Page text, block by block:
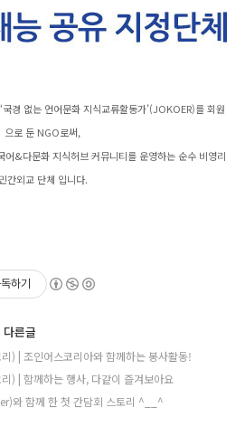
경 없는 언어문화 지식교류활동가’(JOKOER)를 회원
으로 둔 NGO로써,
어&다문화 지식허브 커뮤니티를 운영하는 순수 비영리
민간외교 단체 입니다.
하기
른글
) | 조인어스코리아와 함께하는 봉사활동!
) | 함께하는 행사, 다같이 즐겨보아요
와 함께 한 첫 간담회 스토리 ^__^